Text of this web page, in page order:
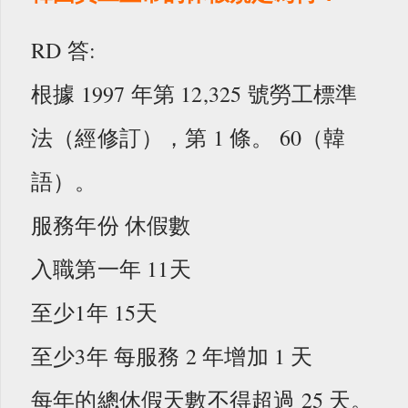
RD 答:
根據 1997 年第 12,325 號勞工標準
法（經修訂），第 1 條。 60（韓
語）。
服務年份 休假數
入職第一年 11天
至少1年 15天
至少3年 每服務 2 年增加 1 天
每年的總休假天數不得超過 25 天。